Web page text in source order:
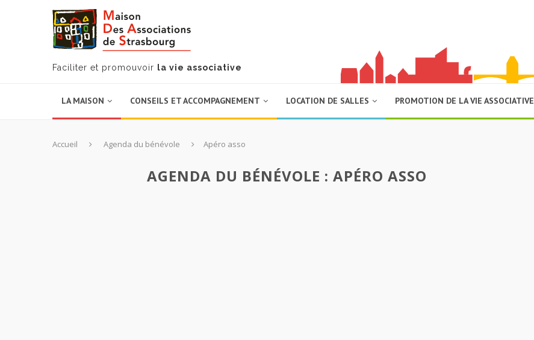
Faciliter et promouvoir la vie associative
LA MAISON CONSEILS ET ACCOMPAGNEMENT LOCATION DE SALLES PROMOTION DE LA VIE ASSOCIATIVE
Accueil Agenda du bénévole Apéro asso
AGENDA DU BÉNÉVOLE : APÉRO ASSO